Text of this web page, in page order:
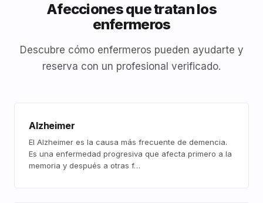
Afecciones que tratan los
enfermeros
Descubre cómo enfermeros pueden ayudarte y
reserva con un profesional verificado.
Alzheimer
El Alzheimer es la causa más frecuente de demencia.
Es una enfermedad progresiva que afecta primero a la
memoria y después a otras f…